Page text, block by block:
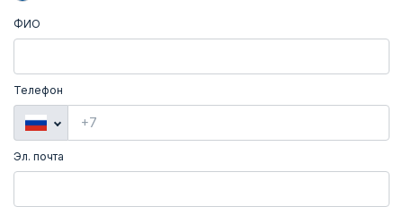
ФИО
Телефон
Эл. почта